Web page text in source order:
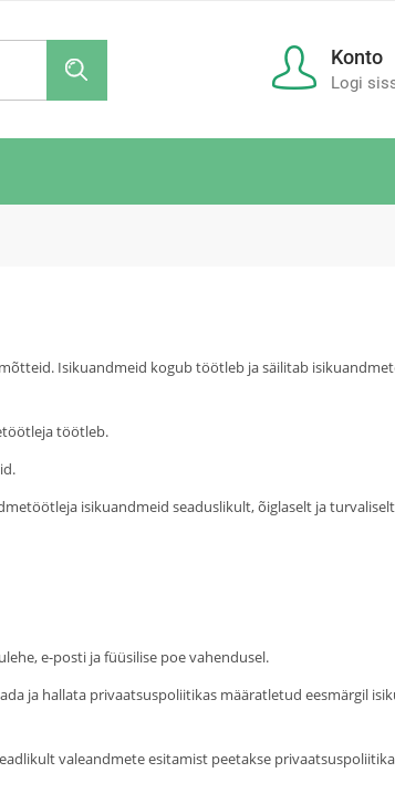
Konto
Logi
Isikuandmeid kogub töötleb ja säilitab
töötleb.
isikuandmeid seaduslikult, õiglaselt ja
e-posti ja füüsilise poe vahendusel.
ja hallata privaatsuspoliitikas määratletud eesmärgil
valeandmete esitamist peetakse